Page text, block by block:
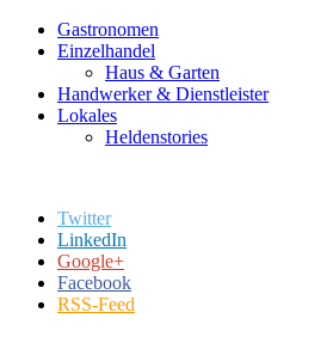
Gastronomen
Einzelhandel
Haus & Garten
Handwerker & Dienstleister
Lokales
Heldenstories
Twitter
LinkedIn
Google+
Facebook
RSS-Feed